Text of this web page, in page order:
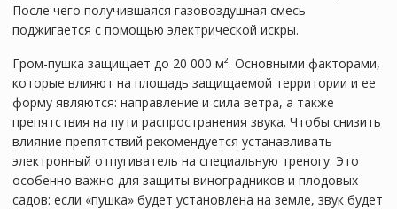
После чего получившаяся газовоздушная смесь
поджигается с помощью электрической искры.
Гром-пушка защищает до 20 000 м². Основными факторами,
которые влияют на площадь защищаемой территории и ее
форму являются: направление и сила ветра, а также
препятствия на пути распространения звука. Чтобы снизить
влияние препятствий рекомендуется устанавливать
электронный отпугиватель на специальную треногу. Это
особенно важно для защиты виноградников и плодовых
садов: если «пушка» будет установлена на земле, звук будет